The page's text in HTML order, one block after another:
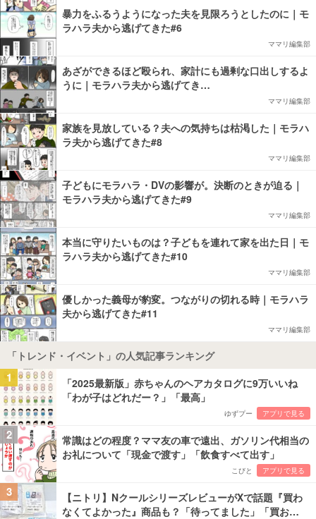
暴力をふるうようになった夫を見限ろうとしたのに｜モ
ラハラ夫から逃げてきた#6
ママリ編集部
あざができるほど殴られ、家計にも過剰な口出しするよ
うに｜モラハラ夫から逃げてき…
ママリ編集部
家族を見放している？夫への気持ちは枯渇した｜モラハ
ラ夫から逃げてきた#8
ママリ編集部
子どもにモラハラ・DVの影響が。決断のときが迫る｜
モラハラ夫から逃げてきた#9
ママリ編集部
本当に守りたいものは？子どもを連れて家を出た日｜モ
ラハラ夫から逃げてきた#10
ママリ編集部
優しかった義母が豹変。つながりの切れる時｜モラハラ
夫から逃げてきた#11
ママリ編集部
「トレンド・イベント」の人気記事ランキング
1
「2025最新版」赤ちゃんのヘアカタログに9万いいね
「わが子はどれだー？」「最高」
ゆずプー アプリで見る
2
常識はどの程度？ママ友の車で遠出、ガソリン代相当の
お礼について「現金で渡す」「飲食すべて出す」
こびと アプリで見る
3
【ニトリ】NクールシリーズレビューがXで話題『買わ
なくてよかった』商品も？「待ってました」「買お…